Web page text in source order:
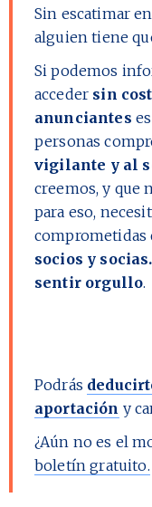
Sin escatimar
alguien tiene
Si podemos
acceder sin
anunciantes
personas
vigilante y al
creemos, y que
para eso,
comprometidas
socios y socias.
sentir orgullo.
Podrás
aportación y
¿Aún no es el
boletín gratuito.